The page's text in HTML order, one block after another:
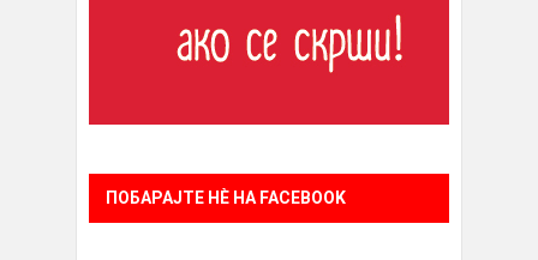
ПОБАРАЈТЕ НÈ НА FACEBOOK